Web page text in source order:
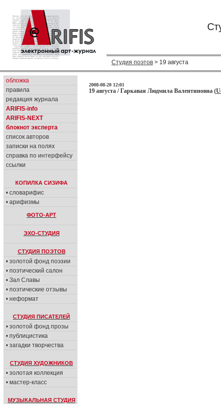
Студия поэтов > 19 августа
обложка
правила
редакция журнала
ARIFIS-info
ARIFIS-NEXT
блокнот эксперта
список авторов
записки на полях
справка по интерфейсу
ссылки
КОПИЛКА СИЗИФА
• словарифис
• арифизмы
ФОТО-АРТ
ЭХО-СТУДИЯ
СТУДИЯ ПОЭТОВ
• золотой фонд поэзии
• поэтический салон
• Зал Славы
• поэтические отзывы
• неформат
СТУДИЯ ПИСАТЕЛЕЙ
• золотой фонд прозы
• публицистика
• загадки творчества
СТУДИЯ ХУДОЖНИКОВ
• золотая коллекция
• мастер-класс
МУЗЫКАЛЬНАЯ СТУДИЯ
2008-08-20 12:01
19 августа / Гаркавая Людмила Валентиновна (